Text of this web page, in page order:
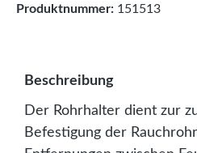
Produktnummer: 151513
Beschreibung
Der Rohrhalter dient zur
Befestigung der